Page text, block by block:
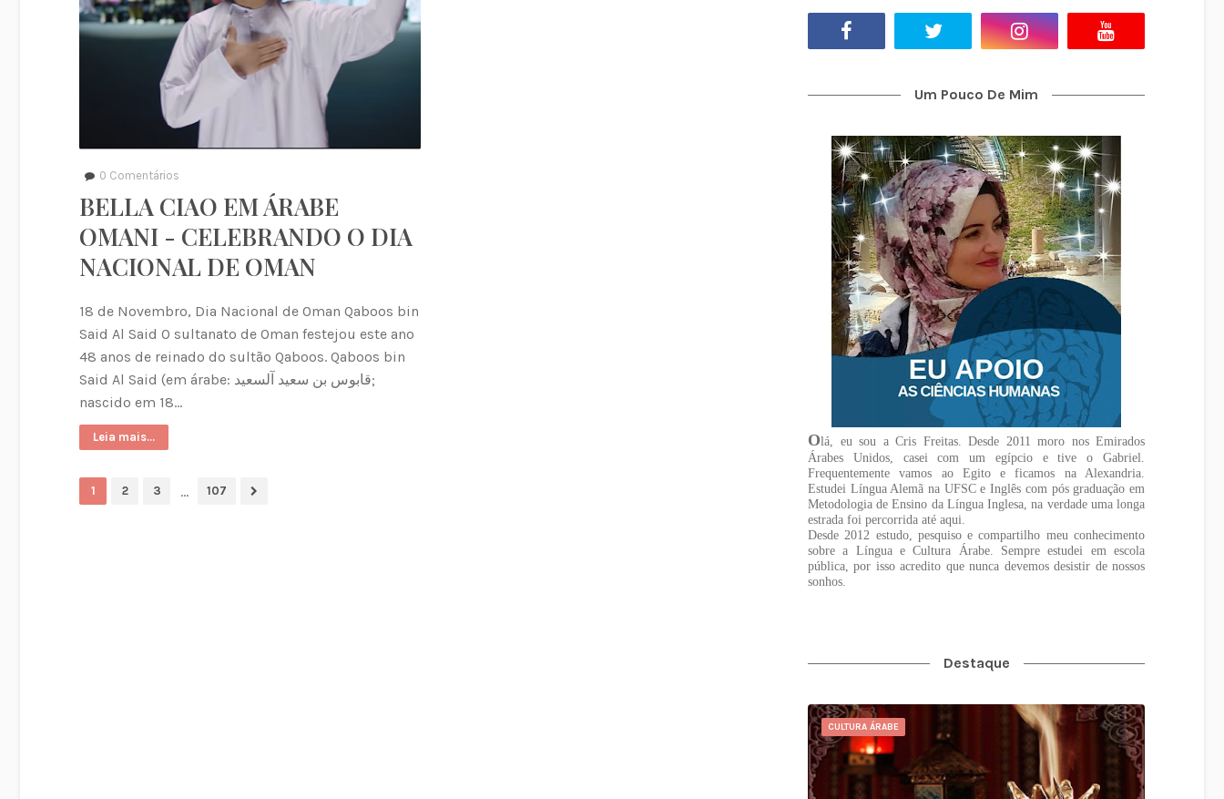
0 Comentários
BELLA CIAO EM ÁRABE
OMANI - CELEBRANDO O DIA
NACIONAL DE OMAN
18 de Novembro, Dia Nacional de Oman Qaboos bin
Said Al Said O sultanato de Oman festejou este ano
48 anos de reinado do sultão Qaboos. Qaboos bin
Said Al Said (em árabe: قابوس بن سعيد آلسعيد;
nascido em 18…
Leia mais...
1 2 3 ... 107
Um Pouco De Mim
Olá, eu sou a Cris Freitas. Desde 2011 moro nos Emirados
Árabes Unidos, casei com um egípcio e tive o Gabriel.
Frequentemente vamos ao Egito e ficamos na Alexandria.
Estudei Língua Alemã na UFSC e Inglês com pós graduação em
Metodologia de Ensino da Língua Inglesa, na verdade uma longa
estrada foi percorrida até aqui.
Desde 2012 estudo, pesquiso e compartilho meu conhecimento
sobre a Língua e Cultura Árabe. Sempre estudei em escola
pública, por isso acredito que nunca devemos desistir de nossos
sonhos.
Destaque
CULTURA ÁRABE